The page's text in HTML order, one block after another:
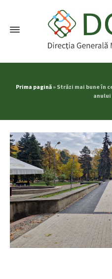
Prima pagină» Străzi mai bune în